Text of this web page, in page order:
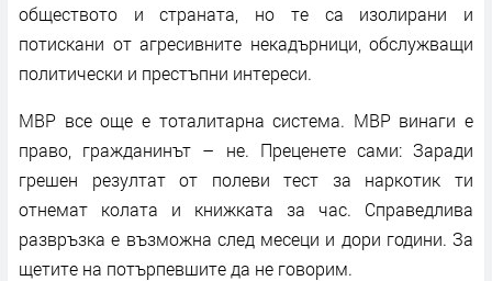
обществото и страната, но те са изолирани и
потискани от агресивните некадърници, обслужващи
политически и престъпни интереси.
МВР все още е тоталитарна система. МВР винаги е
право, гражданинът – не. Преценете сами: Заради
грешен резултат от полеви тест за наркотик ти
отнемат колата и книжката за час. Справедлива
развръзка е възможна след месеци и дори години. За
щетите на потърпевшите да не говорим.